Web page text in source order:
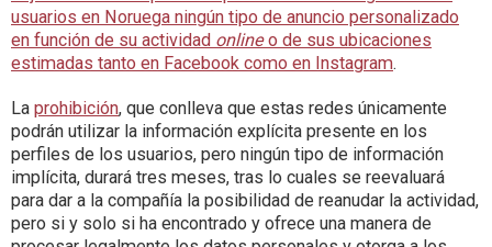
usuarios en Noruega ningún tipo de anuncio personalizado
en función de su actividad onlineo de sus ubicaciones
estimadas tanto en Facebook como en Instagram.
La prohibición, que conlleva que estas redes únicamente
podrán utilizar la información explícita presente en los
perfiles de los usuarios, pero ningún tipo de información
implícita, durará tres meses, tras lo cuales se reevaluará
para dar a la compañía la posibilidad de reanudar la actividad,
pero si y solo si ha encontrado y ofrece una manera de